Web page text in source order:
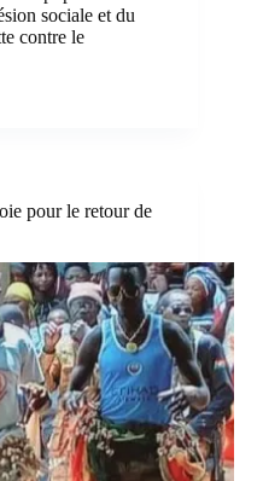
sociale et du
contre le
pour le retour de